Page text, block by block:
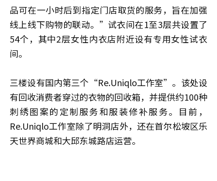
品可在一小时后到指定门店取货的服务，旨在加强
线上线下购物的联动。”试衣间在1至3层共设置了
54个，其中2层女性内衣店附近设有专用女性试衣
间。
三楼设有国内第三个“Re.Uniqlo工作室”。该处设
有回收消费者穿过的衣物的回收箱，并提供约100种
刺绣图案的定制服务和服装修补服务。目前，
Re.Uniqlo工作室除了明洞店外，还在首尔松坡区乐
天世界商城和大邱东城路店运营。